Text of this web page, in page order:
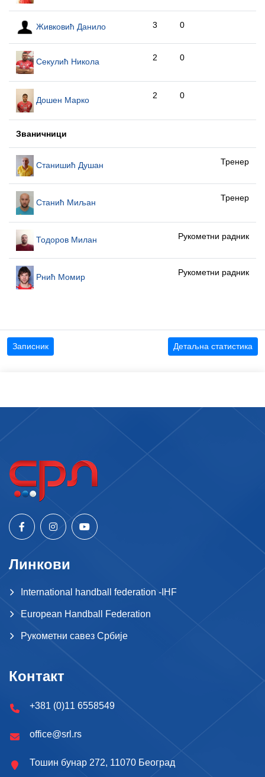
Живковић Данило 3 0
Секулић Никола 2 0
Дошен Марко 2 0
Званичници
Станишић Душан Тренер
Станић Миљан Тренер
Тодоров Милан Рукометни радник
Рнић Момир Рукометни радник
Записник Детаљна статистика
Линкови
International handball federation -IHF
European Handball Federation
Рукометни савез Србије
Контакт
+381 (0)11 6558549
office@srl.rs
Тошин бунар 272, 11070 Београд